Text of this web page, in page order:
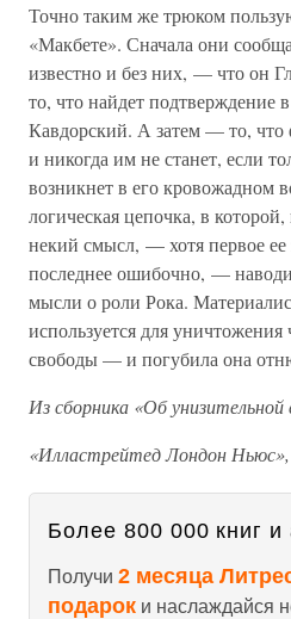
Точно таким же трюком
«Макбете». Сначала они
известно и без них, — что он
то, что найдет подтверждение
Кавдорский. А затем — то, что
и никогда им не станет, если
возникнет в его кровожадном
логическая цепочка, в
некий смысл, — хотя первое ее
последнее ошибочно, —
мысли о роли Рока.
используется для уничтожения
свободы — и погубила она
Из сборника «Об унизительной
«Илластрейтед Лондон Ньюс»,
Более 800 000 книг и
Получи 2 месяца
подарок и наслаждайся